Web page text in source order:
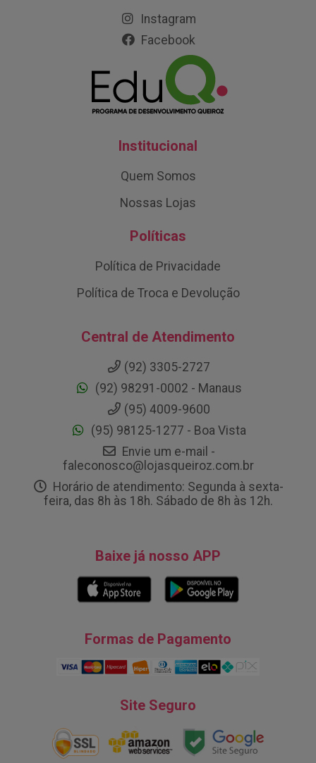
Instagram
Facebook
Institucional
Quem Somos
Nossas Lojas
Políticas
Política de Privacidade
Política de Troca e Devolução
Central de Atendimento
(92) 3305-2727
(92) 98291-0002 - Manaus
(95) 4009-9600
(95) 98125-1277 - Boa Vista
Envie um e-mail -
faleconosco@lojasqueiroz.com.br
Horário de atendimento: Segunda à sexta-
feira, das 8h às 18h. Sábado de 8h às 12h.
Baixe já nosso APP
Formas de Pagamento
Site Seguro